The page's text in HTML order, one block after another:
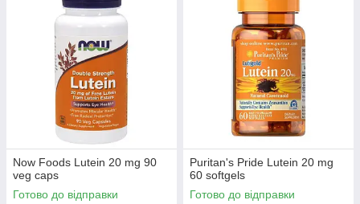
Now Foods Lutein 20 mg 90
veg caps
Готово до відправки
Puritan's Pride Lutein 20 mg
60 softgels
Готово до відправки